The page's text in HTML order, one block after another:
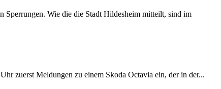
Sperrungen. Wie die die Stadt Hildesheim mitteilt, sind im
zuerst Meldungen zu einem Skoda Octavia ein, der in der...